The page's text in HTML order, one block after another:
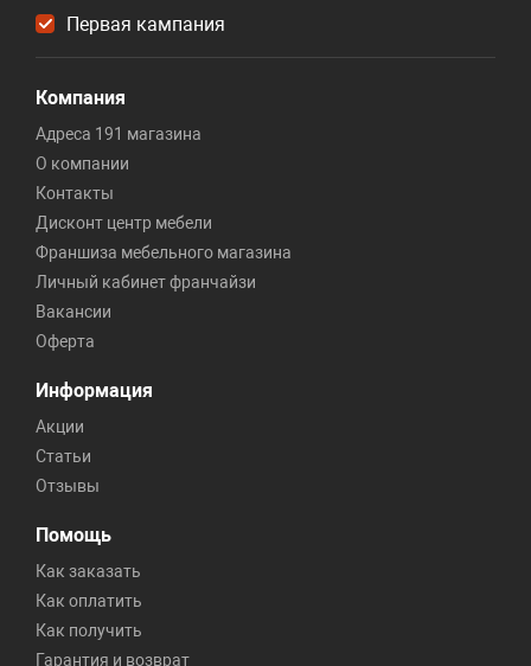
Первая кампания
Компания
Адреса 191 магазина
О компании
Контакты
Дисконт центр мебели
Франшиза мебельного магазина
Личный кабинет франчайзи
Вакансии
Оферта
Информация
Акции
Статьи
Отзывы
Помощь
Как заказать
Как оплатить
Как получить
Гарантия и возврат